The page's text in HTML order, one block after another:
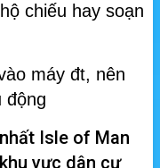
chiếu hay soạn
máy đt, nên
động
Isle of Man
vực dân cư